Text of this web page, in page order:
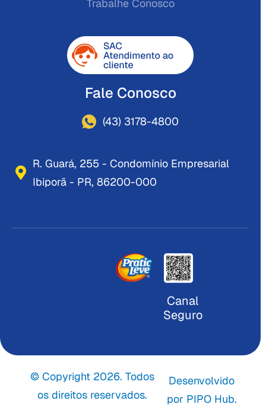
Trabalhe Conosco
Fale Conosco
(43) 3178-4800
R. Guará, 255 - Condomínio Empresarial
Ibiporã - PR, 86200-000
Canal
Seguro
© Copyright 2026. Todos
os direitos reservados.
Desenvolvido
por PIPO Hub.